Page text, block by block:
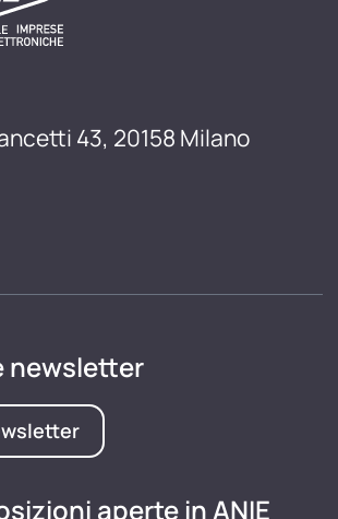
43, 20158 Milano
newsletter
aperte in ANIE